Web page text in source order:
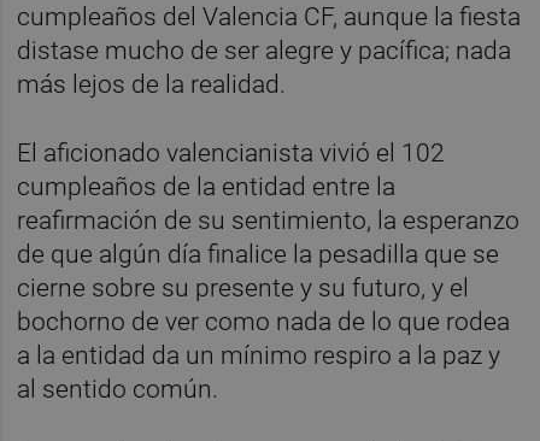
cumpleaños del Valencia CF, aunque la fiesta
distase mucho de ser alegre y pacífica; nada
más lejos de la realidad.
El aficionado valencianista vivió el 102
cumpleaños de la entidad entre la
reafirmación de su sentimiento, la esperanzo
de que algún día finalice la pesadilla que se
cierne sobre su presente y su futuro, y el
bochorno de ver como nada de lo que rodea
a la entidad da un mínimo respiro a la paz y
al sentido común.